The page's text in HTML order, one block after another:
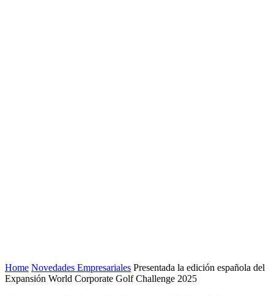
Home Novedades Empresariales Presentada la edición española del
Expansión World Corporate Golf Challenge 2025